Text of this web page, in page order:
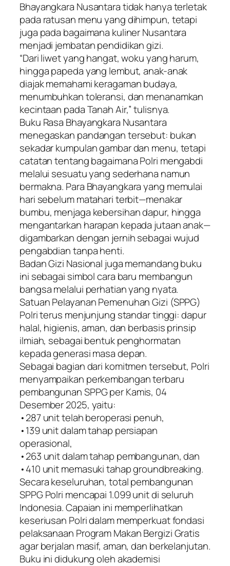
Bhayangkara Nusantara tidak hanya terletak
pada ratusan menu yang dihimpun, tetapi
juga pada bagaimana kuliner Nusantara
menjadi jembatan pendidikan gizi.
“Dari liwet yang hangat, woku yang harum,
hingga papeda yang lembut, anak-anak
diajak memahami keragaman budaya,
menumbuhkan toleransi, dan menanamkan
kecintaan pada Tanah Air,” tulisnya.
Buku Rasa Bhayangkara Nusantara
menegaskan pandangan tersebut: bukan
sekadar kumpulan gambar dan menu, tetapi
catatan tentang bagaimana Polri mengabdi
melalui sesuatu yang sederhana namun
bermakna. Para Bhayangkara yang memulai
hari sebelum matahari terbit—menakar
bumbu, menjaga kebersihan dapur, hingga
mengantarkan harapan kepada jutaan anak—
digambarkan dengan jernih sebagai wujud
pengabdian tanpa henti.
Badan Gizi Nasional juga memandang buku
ini sebagai simbol cara baru membangun
bangsa melalui perhatian yang nyata.
Satuan Pelayanan Pemenuhan Gizi (SPPG)
Polri terus menjunjung standar tinggi: dapur
halal, higienis, aman, dan berbasis prinsip
ilmiah, sebagai bentuk penghormatan
kepada generasi masa depan.
Sebagai bagian dari komitmen tersebut, Polri
menyampaikan perkembangan terbaru
pembangunan SPPG per Kamis, 04
Desember 2025, yaitu:
•287 unit telah beroperasi penuh,
•139 unit dalam tahap persiapan
operasional,
•263 unit dalam tahap pembangunan, dan
•410 unit memasuki tahap groundbreaking.
Secara keseluruhan, total pembangunan
SPPG Polri mencapai 1.099 unit di seluruh
Indonesia. Capaian ini memperlihatkan
keseriusan Polri dalam memperkuat fondasi
pelaksanaan Program Makan Bergizi Gratis
agar berjalan masif, aman, dan berkelanjutan.
Buku ini didukung oleh akademisi